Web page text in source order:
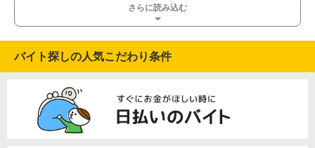
さらに読み込む
バイト探しの人気こだわり条件